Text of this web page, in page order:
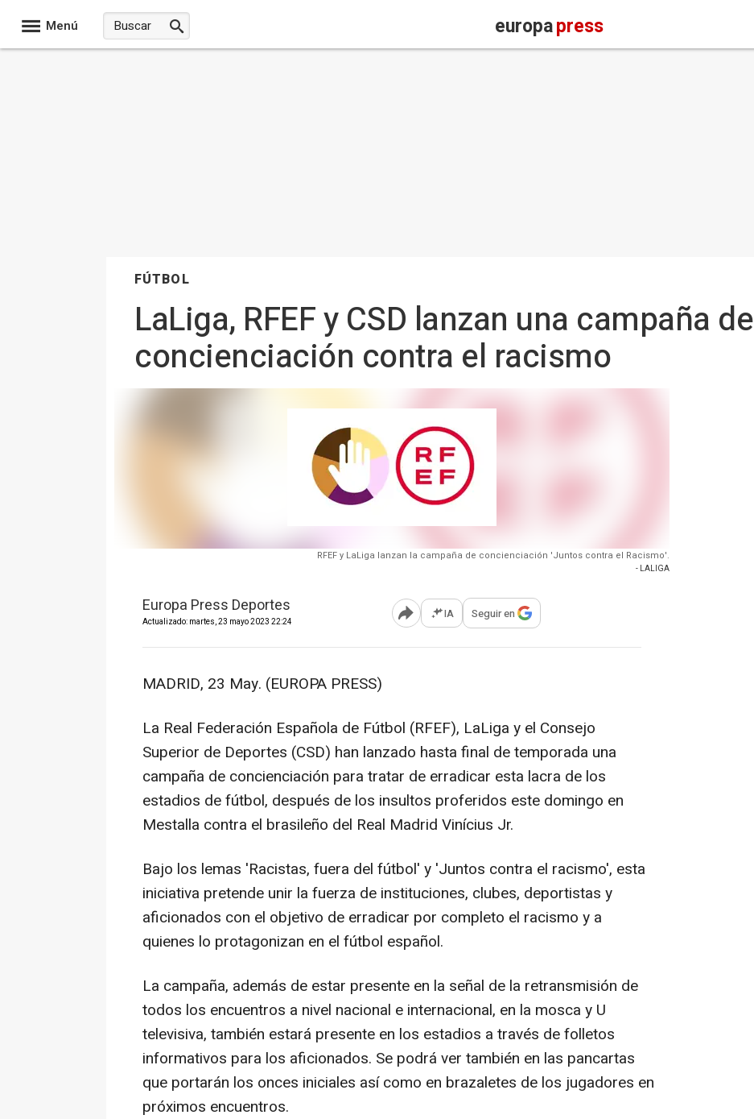
Menú europapress
FÚTBOL
LaLiga, RFEF y CSD lanzan una campaña de
concienciación contra el racismo
RFEF y LaLiga lanzan la campaña de concienciación 'Juntos contra el Racismo'.
- LALIGA
Europa Press Deportes
Actualizado: martes, 23 mayo 2023 22:24 Abrir opciones para compartir
IA Seguir en
MADRID, 23 May. (EUROPA PRESS)
La Real Federación Española de Fútbol (RFEF), LaLiga y el Consejo
Superior de Deportes (CSD) han lanzado hasta final de temporada una
campaña de concienciación para tratar de erradicar esta lacra de los
estadios de fútbol, después de los insultos proferidos este domingo en
Mestalla contra el brasileño del Real Madrid Vinícius Jr.
Bajo los lemas 'Racistas, fuera del fútbol' y 'Juntos contra el racismo', esta
iniciativa pretende unir la fuerza de instituciones, clubes, deportistas y
aficionados con el objetivo de erradicar por completo el racismo y a
quienes lo protagonizan en el fútbol español.
La campaña, además de estar presente en la señal de la retransmisión de
todos los encuentros a nivel nacional e internacional, en la mosca y U
televisiva, también estará presente en los estadios a través de folletos
informativos para los aficionados. Se podrá ver también en las pancartas
que portarán los onces iniciales así como en brazaletes de los jugadores en
próximos encuentros.